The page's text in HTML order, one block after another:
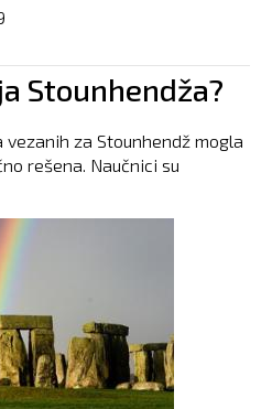
Stounhendža?
za Stounhendž mogla
rešena. Naučnici su